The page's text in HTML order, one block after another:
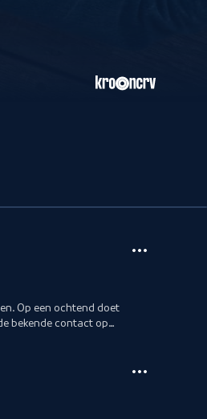
Op een ochtend doet
bekende contact op